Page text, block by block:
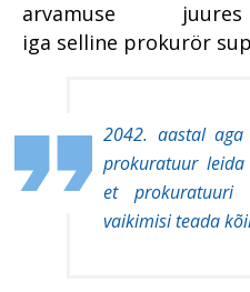
arvamuse
iga selline prokurör
2042. aastal
prokuratuur leida
et prokuratuuri
vaikimisi teada